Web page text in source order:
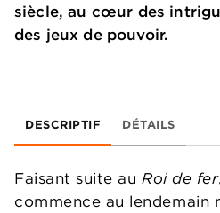
siècle, au cœur des
des jeux de pouvoir.
DESCRIPTIF DÉTAILS
Faisant suite auRoi de fer
commence au lendemain